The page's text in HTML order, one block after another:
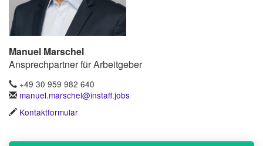
Manuel Marschel
Ansprechpartner für Arbeitgeber
+49 30 959 982 640
manuel.marschel@instaff.jobs
Kontaktformular